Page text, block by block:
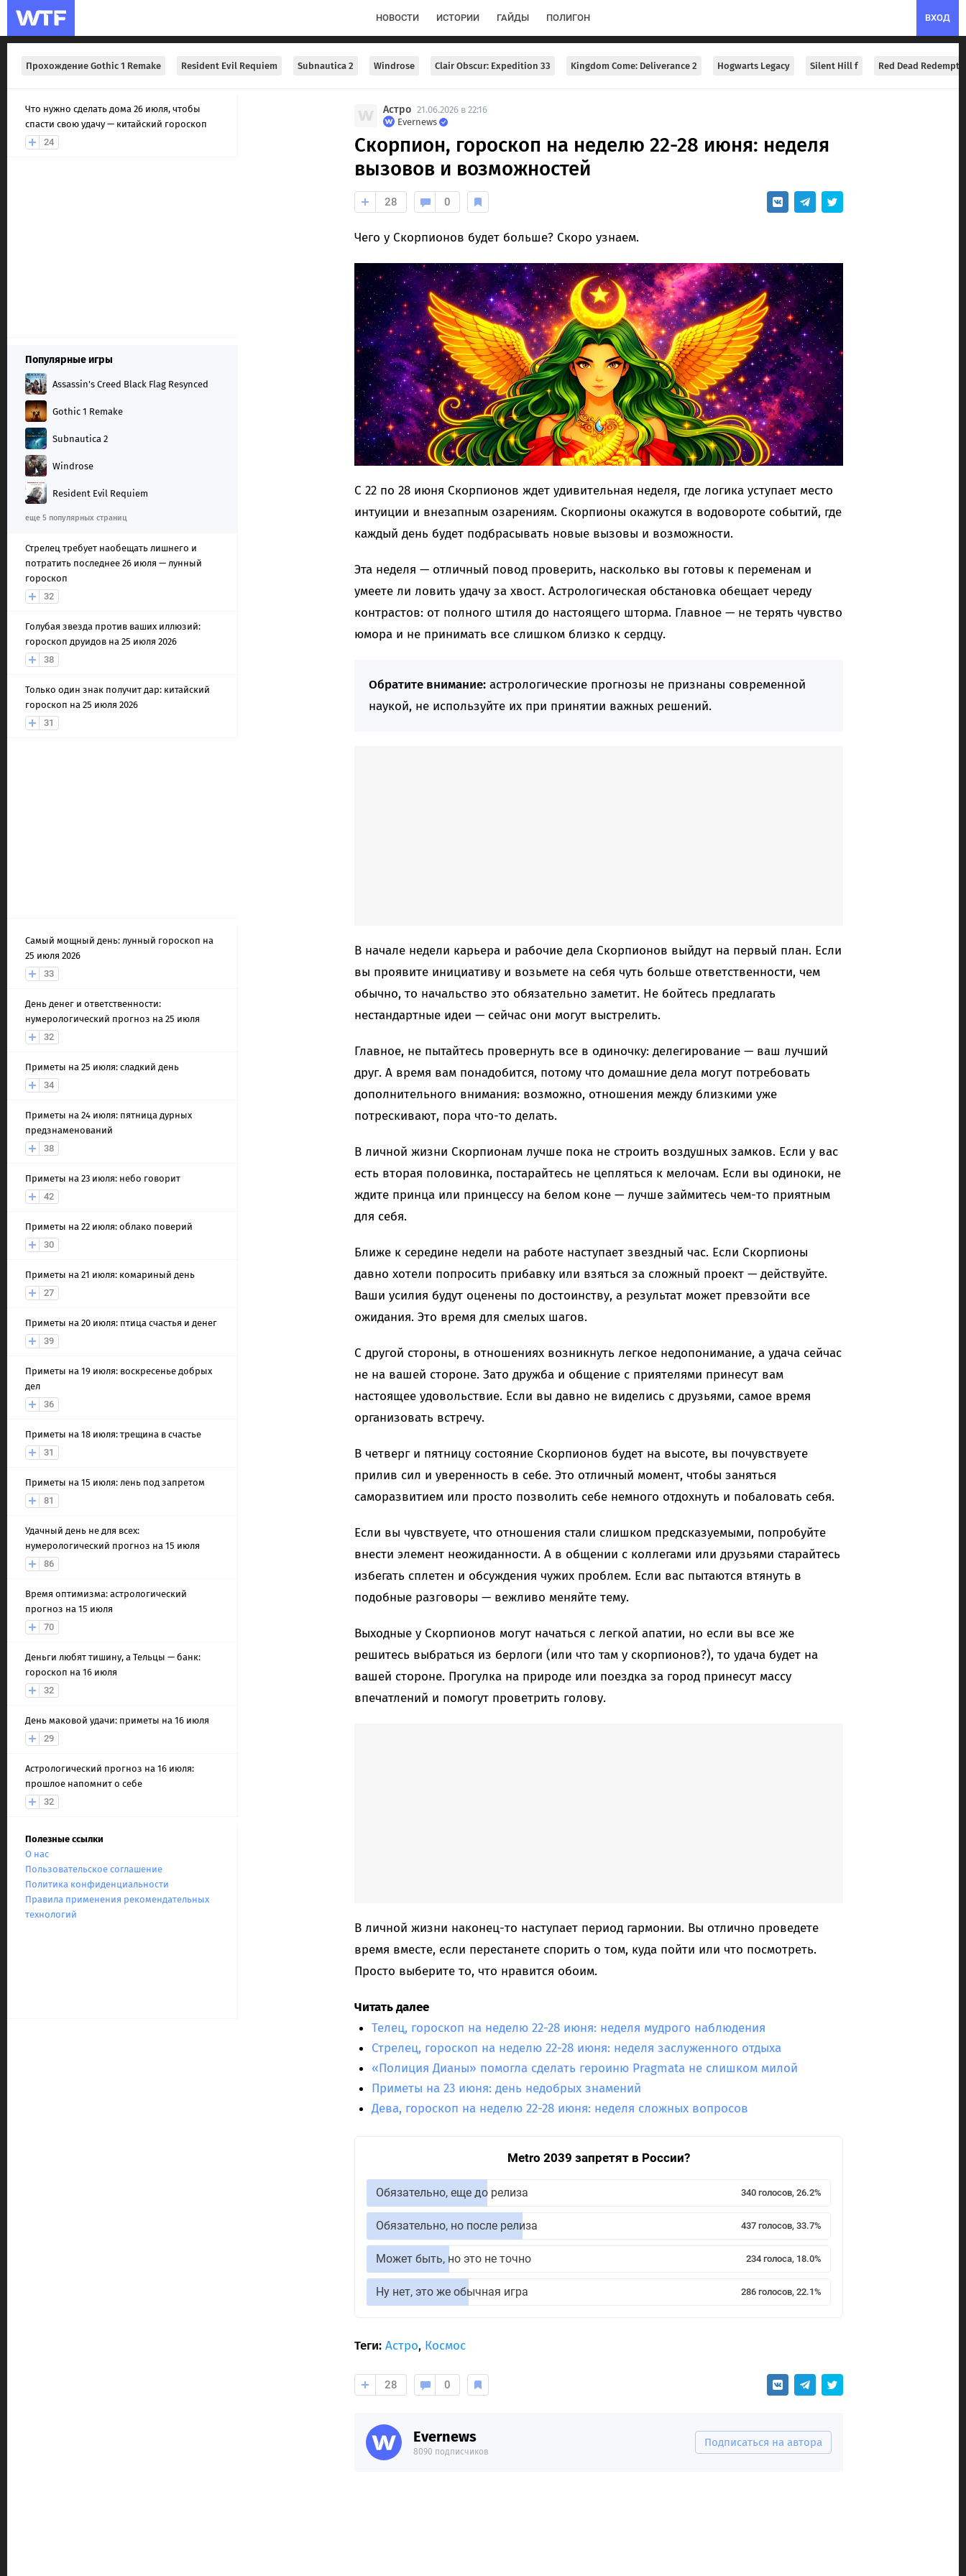
ВХОД
НОВОСТИ ИСТОРИИ ГАЙДЫ ПОЛИГОН
Прохождение Gothic 1 Remake Resident Evil Requiem Subnautica 2 Windrose Clair Obscur: Expedition 33 Kingdom Come: Deliverance 2 Hogwarts Legacy Silent Hill f Red Dead
Что нужно сделать дома 26 июля, чтобы
спасти свою удачу — китайский гороскоп
24
Популярные игры
Assassin's Creed Black Flag Resynced
Gothic 1 Remake
Subnautica 2
Windrose
Resident Evil Requiem
еще 5 популярных страниц
Стрелец требует наобещать лишнего и
потратить последнее 26 июля — лунный
гороскоп
32
Голубая звезда против ваших иллюзий:
гороскоп друидов на 25 июля 2026
38
Только один знак получит дар: китайский
гороскоп на 25 июля 2026
31
Самый мощный день: лунный гороскоп на
25 июля 2026
33
День денег и ответственности:
нумерологический прогноз на 25 июля
32
Приметы на 25 июля: сладкий день
34
Приметы на 24 июля: пятница дурных
предзнаменований
38
Приметы на 23 июля: небо говорит
42
Приметы на 22 июля: облако поверий
30
Приметы на 21 июля: комариный день
27
Приметы на 20 июля: птица счастья и денег
39
Приметы на 19 июля: воскресенье добрых
дел
36
Приметы на 18 июля: трещина в счастье
31
Приметы на 15 июля: лень под запретом
81
Удачный день не для всех:
нумерологический прогноз на 15 июля
86
Время оптимизма: астрологический
прогноз на 15 июля
70
Деньги любят тишину, а Тельцы — банк:
гороскоп на 16 июля
32
День маковой удачи: приметы на 16 июля
29
Астрологический прогноз на 16 июля:
прошлое напомнит о себе
32
Полезные ссылки
О нас
Пользовательское соглашение
Политика конфиденциальности
Правила применения рекомендательных
технологий
Астро 21.06.2026 в 22:16
Evernews
Скорпион, гороскоп на неделю 22-28 июня: неделя
вызовов и возможностей
28 0
Чего у Скорпионов будет больше? Скоро узнаем.
С 22 по 28 июня Скорпионов ждет удивительная неделя, где логика уступает место
интуиции и внезапным озарениям. Скорпионы окажутся в водовороте событий, где
каждый день будет подбрасывать новые вызовы и возможности.
Эта неделя — отличный повод проверить, насколько вы готовы к переменам и
умеете ли ловить удачу за хвост. Астрологическая обстановка обещает череду
контрастов: от полного штиля до настоящего шторма. Главное — не терять чувство
юмора и не принимать все слишком близко к сердцу.
Обратите внимание:астрологические прогнозы не признаны современной
наукой, не используйте их при принятии важных решений.
В начале недели карьера и рабочие дела Скорпионов выйдут на первый план. Если
вы проявите инициативу и возьмете на себя чуть больше ответственности, чем
обычно, то начальство это обязательно заметит. Не бойтесь предлагать
нестандартные идеи — сейчас они могут выстрелить.
Главное, не пытайтесь провернуть все в одиночку: делегирование — ваш лучший
друг. А время вам понадобится, потому что домашние дела могут потребовать
дополнительного внимания: возможно, отношения между близкими уже
потрескивают, пора что-то делать.
В личной жизни Скорпионам лучше пока не строить воздушных замков. Если у вас
есть вторая половинка, постарайтесь не цепляться к мелочам. Если вы одиноки, не
ждите принца или принцессу на белом коне — лучше займитесь чем-то приятным
для себя.
Ближе к середине недели на работе наступает звездный час. Если Скорпионы
давно хотели попросить прибавку или взяться за сложный проект — действуйте.
Ваши усилия будут оценены по достоинству, а результат может превзойти все
ожидания. Это время для смелых шагов.
С другой стороны, в отношениях возникнуть легкое недопонимание, а удача сейчас
не на вашей стороне. Зато дружба и общение с приятелями принесут вам
настоящее удовольствие. Если вы давно не виделись с друзьями, самое время
организовать встречу.
В четверг и пятницу состояние Скорпионов будет на высоте, вы почувствуете
прилив сил и уверенность в себе. Это отличный момент, чтобы заняться
саморазвитием или просто позволить себе немного отдохнуть и побаловать себя.
Если вы чувствуете, что отношения стали слишком предсказуемыми, попробуйте
внести элемент неожиданности. А в общении с коллегами или друзьями старайтесь
избегать сплетен и обсуждения чужих проблем. Если вас пытаются втянуть в
подобные разговоры — вежливо меняйте тему.
Выходные у Скорпионов могут начаться с легкой апатии, но если вы все же
решитесь выбраться из берлоги (или что там у скорпионов?), то удача будет на
вашей стороне. Прогулка на природе или поездка за город принесут массу
впечатлений и помогут проветрить голову.
В личной жизни наконец-то наступает период гармонии. Вы отлично проведете
время вместе, если перестанете спорить о том, куда пойти или что посмотреть.
Просто выберите то, что нравится обоим.
Читать далее
Телец, гороскоп на неделю 22-28 июня: неделя мудрого наблюдения
Стрелец, гороскоп на неделю 22-28 июня: неделя заслуженного отдыха
«Полиция Дианы» помогла сделать героиню Pragmata не слишком милой
Приметы на 23 июня: день недобрых знамений
Дева, гороскоп на неделю 22-28 июня: неделя сложных вопросов
Metro 2039 запретят в России?
Обязательно, еще до релиза 340 голосов, 26.2%
Обязательно, но после релиза 437 голосов, 33.7%
Может быть, но это не точно 234 голоса, 18.0%
Ну нет, это же обычная игра 286 голосов, 22.1%
Теги: Астро, Космос
28 0
Evernews
8090 подписчиков
Подписаться на автора